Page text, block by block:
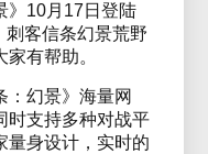
》10月17日登陆
刺客信条幻景荒野
有帮助。
：幻景》海量网
时支持多种对战平
量身设计，实时的